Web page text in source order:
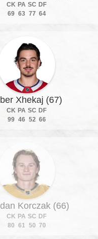
CK PA SC DF
69 63 77 64
Xhekaj (67)
CK PA SC DF
99 46 52 66
Korczak (66)
CK PA SC DF
80 61 50 70